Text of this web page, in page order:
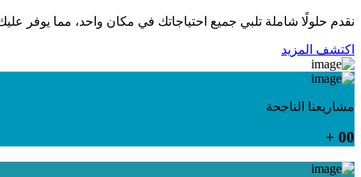
نقدم حلولًا شاملة تلبي جميع احتياجاتك في مكان واحد، مما يوفر
اكتشف المزيد
مشاريعنا الناجحة
00
+